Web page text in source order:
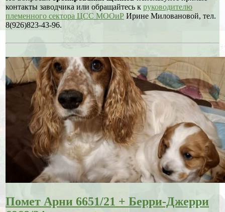
контакты заводчика или обращайтесь к руководителю
племенного сектора ЦСС МООиР Ирине Миловановой, тел.
8(926)823-43-96.
Помет Арни 6651/21 + Берри-Джерри